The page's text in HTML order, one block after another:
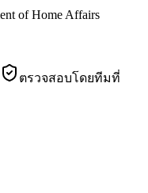
of Home Affairs
ตรวจสอบโดยทีมที่